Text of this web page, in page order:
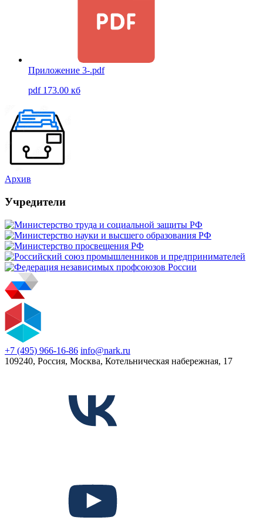
Приложение 3-.pdf
pdf 173.00 кб
Архив
Учредители
+7 (495) 966-16-86 info@nark.ru
109240, Россия, Москва, Котельническая набережная, 17